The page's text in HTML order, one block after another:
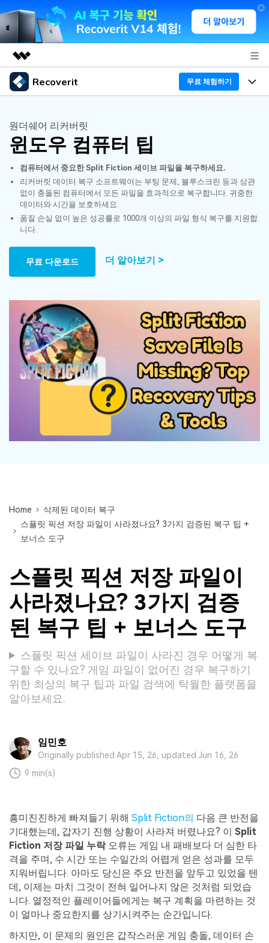
주요 제품
유틸리티
개요
솔루션
회사 소개
뉴스룸
플랜 및 가격
도움말 센터
Recoverit 무료 체험하기
Recoverit - Windows 버전
선도적인 데이터 복구 전문가
무료 체험
Recoverit - Mac 버전
Mac 시스템에서 무제한 데이터 복구
무료 체험
리커버릿 무료 버전
분실/삭제된 데이터 무료 복구
무료 체험
기능
미디어 복구하기
문서 복구하기
디바이스 복구하기
복구 Tips
외장 저장장치 복구
삭제된 파일 복구
손상된 파일 복구
리커버릿 개요
드라이브에서 복구
삭제된 미디어 복구
복구 솔루션
삭제된 파일 복구
데이터 손실 시나리오
모든 기능 확인하기
다운로드
search
원더쉐어 리커버릿
윈도우 컴퓨터 팁
컴퓨터에서 중요한 Split Fiction 세이브 파일을 복구하세요.
리커버릿 데이터 복구 소프트웨어는 부팅 문제, 블루스크린 등과 상관
없이 충돌된 컴퓨터에서 모든 파일을 효과적으로 복구합니다. 귀중한
데이터와 시간을 보호하세요.
품질 손실 없이 높은 성공률로 1000개 이상의 파일 형식 복구를 지원합
니다.
무료 다운로드 더 알아보기 >
Home
삭제된 데이터 복구
스플릿 픽션 저장 파일이 사라졌나요? 3가지 검증된 복구 팁 +
보너스 도구
스플릿 픽션 저장 파일이
사라졌나요? 3가지 검증
된 복구 팁 + 보너스 도구
스플릿 픽션 세이브 파일이 사라진 경우 어떻게 복
구할 수 있나요? 게임 파일이 없어진 경우 복구하기
위한 최상의 복구 팁과 파일 검색에 탁월한 플랫폼을
알아보세요.
임민호
Originally published Apr 15, 26, updated Jun 16, 26
9 min(s)
흥미진진하게 빠져들기 위해 Split Fiction의 다음 큰 반전을
기대했는데, 갑자기 진행 상황이 사라져 버렸나요? 이 Split
Fiction 저장 파일 누락오류는 게임 내 패배보다 더 심한 타
격을 주며, 수 시간 또는 수일간의 어렵게 얻은 성과를 모두
지워버립니다. 아마도 당신은 주요 반전을 앞두고 있었을 텐
데, 이제는 마치 그것이 전혀 일어나지 않은 것처럼 되었습
니다. 열정적인 플레이어들에게는 복구 계획을 마련하는 것
이 얼마나 중요한지를 상기시켜주는 순간입니다.
하지만, 이 문제의 원인은 갑작스러운 게임 충돌, 데이터 손